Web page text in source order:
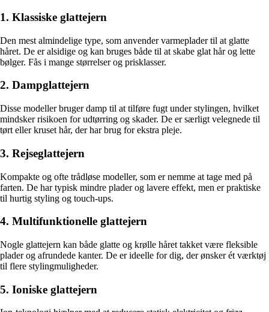
1. Klassiske glattejern
Den mest almindelige type, som anvender varmeplader til at glatte
håret. De er alsidige og kan bruges både til at skabe glat hår og lette
bølger. Fås i mange størrelser og prisklasser.
2. Dampglattejern
Disse modeller bruger damp til at tilføre fugt under stylingen, hvilket
mindsker risikoen for udtørring og skader. De er særligt velegnede til
tørt eller kruset hår, der har brug for ekstra pleje.
3. Rejseglattejern
Kompakte og ofte trådløse modeller, som er nemme at tage med på
farten. De har typisk mindre plader og lavere effekt, men er praktiske
til hurtig styling og touch-ups.
4. Multifunktionelle glattejern
Nogle glattejern kan både glatte og krølle håret takket være fleksible
plader og afrundede kanter. De er ideelle for dig, der ønsker ét værktøj
til flere stylingmuligheder.
5. Ioniske glattejern